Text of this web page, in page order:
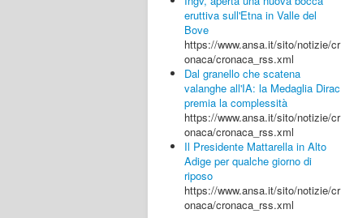
eruttiva sull'Etna in Valle del
Bove
https://www.ansa.it/sito/notizie/cr
onaca/cronaca_rss.xml
Dal granello che scatena
valanghe all'IA: la Medaglia Dirac
premia la complessità
https://www.ansa.it/sito/notizie/cr
onaca/cronaca_rss.xml
Il Presidente Mattarella in Alto
Adige per qualche giorno di
riposo
https://www.ansa.it/sito/notizie/cr
onaca/cronaca_rss.xml